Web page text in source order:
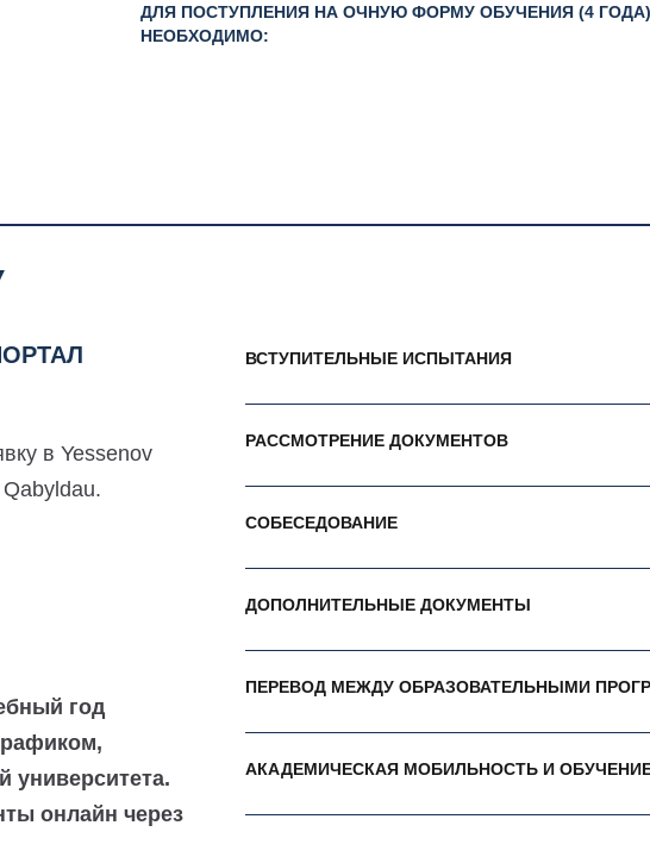
ДЛЯ ПОСТУПЛЕНИЯ НА ОЧНУЮ ФОРМУ ОБУЧЕНИЯ (4
НЕОБХОДИМО:
в Yessenov
год
университета.
онлайн через
ВСТУПИТЕЛЬНЫЕ ИСПЫТАНИЯ
РАССМОТРЕНИЕ ДОКУМЕНТОВ
СОБЕСЕДОВАНИЕ
ДОПОЛНИТЕЛЬНЫЕ ДОКУМЕНТЫ
ПЕРЕВОД МЕЖДУ ОБРАЗОВАТЕЛЬНЫМИ
АКАДЕМИЧЕСКАЯ МОБИЛЬНОСТЬ И